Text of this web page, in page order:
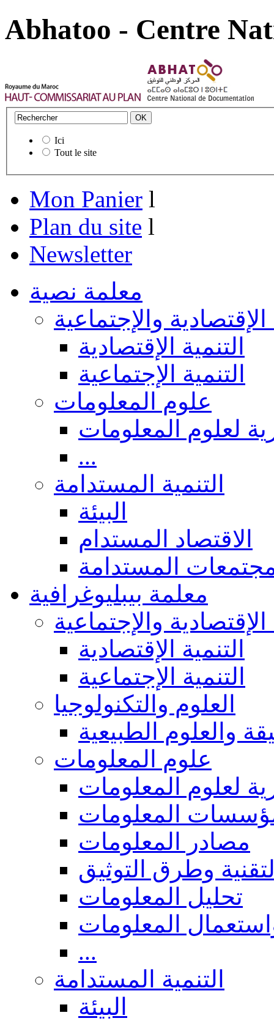
Abhatoo - Centre
Ici
Tout le site
Mon Panier l
Plan du site l
Newsletter
معلمة نصية
الإقتصادية والإجتماعية
التنمية الإقتصادية
التنمية الإجتماعية
علوم المعلومات
لعلوم المعلومات
...
التنمية المستدامة
البيئة
الاقتصاد المستدام
المستدامة
معلمة بيبليوغرافية
الإقتصادية والإجتماعية
التنمية الإقتصادية
التنمية الإجتماعية
العلوم والتكنولوجيا
والعلوم الطبيعية
علوم المعلومات
لعلوم المعلومات
المعلومات
مصادر المعلومات
وطرق التوثيق
تحليل المعلومات
المعلومات
...
التنمية المستدامة
البيئة